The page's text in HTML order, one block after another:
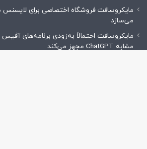
مایکروسافت فروشگاه اختصاصی برای
می‌سازد
مایکروسافت احتمالاً به‌زودی برنامه‌های
مشابه ChatGPT مجهز می‌کند